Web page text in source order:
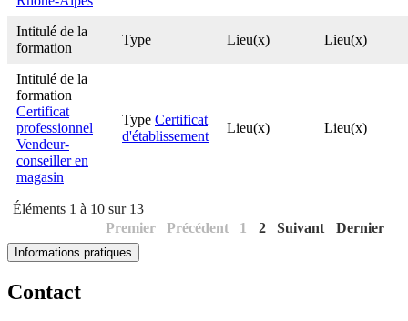
Intitulé de la
formation
Type Lieu(x) Lieu(x)
Intitulé de la
formation
Certificat
professionnel
Vendeur-
conseiller en
magasin
Type Certificat
d'établissement
Lieu(x) Lieu(x)
Éléments 1 à 10 sur 13
Premier
Précédent 1 2 Suivant Dernier
Informations pratiques
Contact